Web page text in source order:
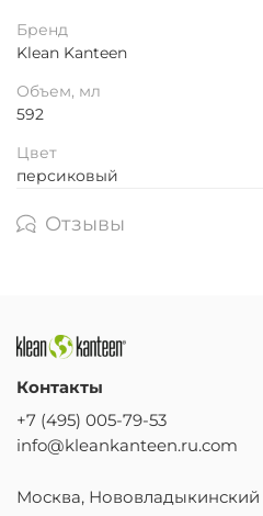
Бренд
Klean Kanteen
Объем, мл
592
Цвет
персиковый
Отзывы
Контакты
+7 (495) 005-79-53
info@kleankanteen.ru.com
Москва, Нововладыкинский